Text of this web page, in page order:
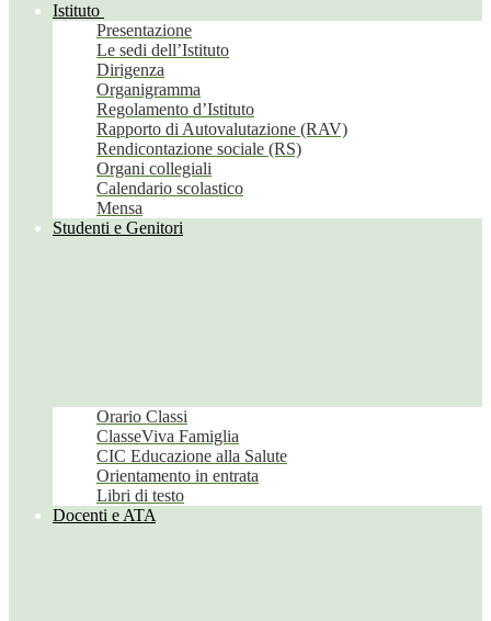
Istituto
Presentazione
Le sedi dell’Istituto
Dirigenza
Organigramma
Regolamento d’Istituto
Rapporto di Autovalutazione (RAV)
Rendicontazione sociale (RS)
Organi collegiali
Calendario scolastico
Mensa
Studenti e Genitori
Orario Classi
ClasseViva Famiglia
CIC Educazione alla Salute
Orientamento in entrata
Libri di testo
Docenti e ATA